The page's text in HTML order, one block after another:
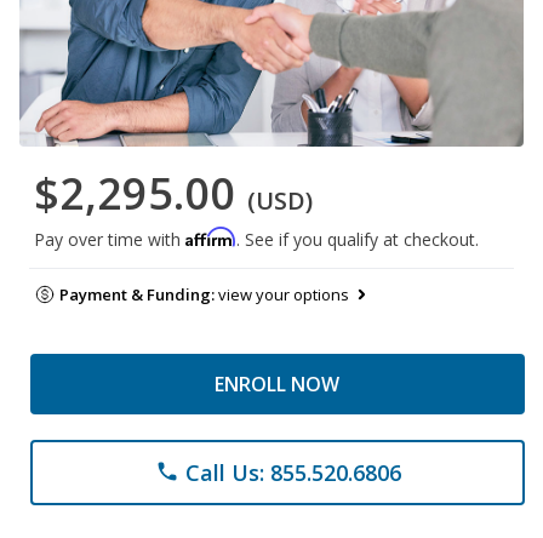
$2,295.00 (USD)
Pay over time with Affirm. See if you qualify at checkout.
Payment & Funding:view your options
ENROLL NOW
phone Call Us: 855.520.6806